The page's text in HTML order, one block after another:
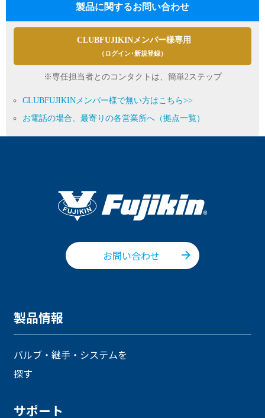
製品に関するお問い合わせ
CLUBFUJIKINメンバー様専用
（ログイン･新規登録）
※専任担当者とのコンタクトは、簡単2ステップ
CLUBFUJIKINメンバー様で無い方はこちら>>
お電話の場合、最寄りの各営業所へ（拠点一覧）
お問い合わせ
製品情報
バルブ・継手・システムを
探す
サポート